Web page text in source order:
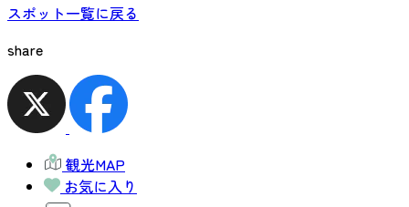
スポット一覧に戻る
share
観光MAP
お気に入り